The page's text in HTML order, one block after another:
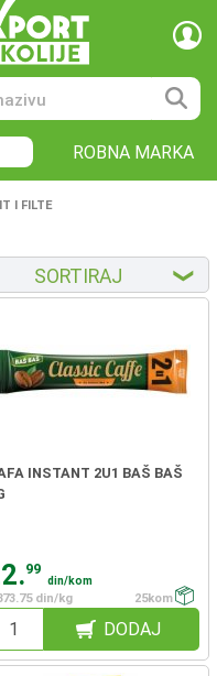
ROBNA MARKA
I FILTE
SORTIRAJ ❮
INSTANT 2U1 BAŠ BAŠ
99
din/kom
din/kg
25kom
DODAJ